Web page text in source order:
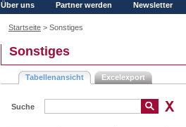
Über uns Partner werden Newsletter
Startseite > Sonstiges
Sonstiges
Tabellenansicht Excelexport
Suche